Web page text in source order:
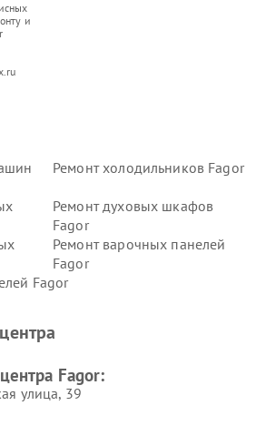
и
Ремонт холодильников Fagor
Ремонт духовых шкафов
Fagor
Ремонт варочных панелей
Fagor
Fagor
Fagor:
улица, 39